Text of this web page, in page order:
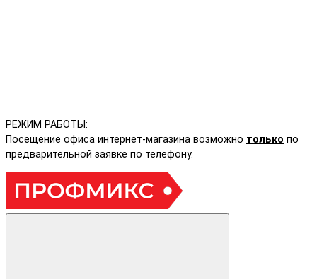
РЕЖИМ РАБОТЫ:
Посещение офиса интернет-магазина возможно только по
предварительной заявке по телефону.